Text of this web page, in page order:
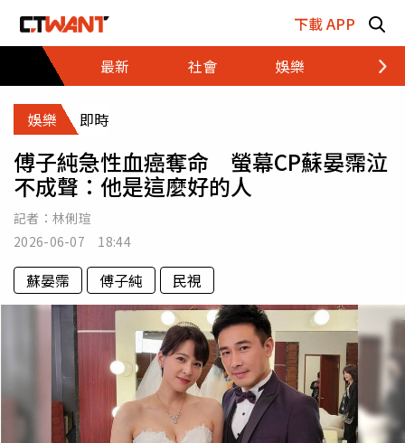
下載 APP
最新
社會 娛樂 財經
娛樂 即時
傅子純急性血癌奪命 螢幕CP蘇晏霈泣
不成聲：他是這麼好的人
記者： 林俐瑄
2026-06-07 18:44
蘇晏霈 傅子純 民視